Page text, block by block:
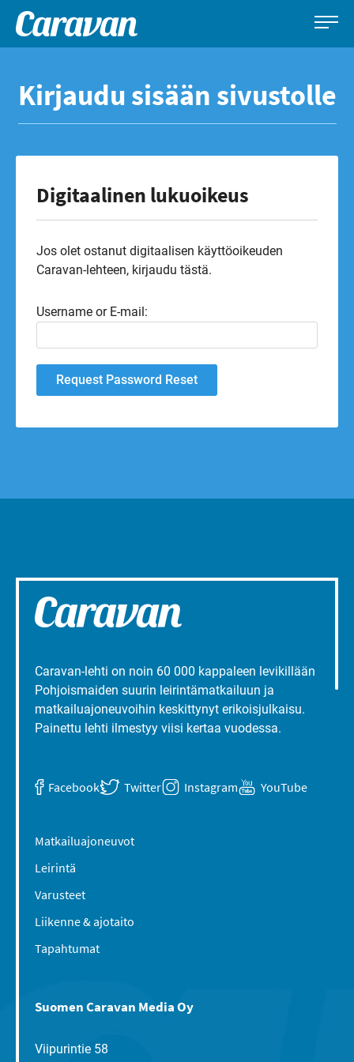
sisältöön
Caravan-
Leirintämatkailun
Kirjaudu sisään sivustolle
Digitaalinen lukuoikeus
Jos olet ostanut digitaalisen käyttöoikeuden
Caravan-lehteen, kirjaudu tästä.
Username or E-mail:
Caravan-lehti on noin 60 000 kappaleen levikillään
Pohjoismaiden suurin leirintämatkailuun ja
matkailuajoneuvoihin keskittynyt erikoisjulkaisu.
Painettu lehti ilmestyy viisi kertaa vuodessa.
Facebook Twitter Instagram YouTube
Matkailuajoneuvot
Leirintä
Varusteet
Liikenne & ajotaito
Tapahtumat
Suomen Caravan Media Oy
Viipurintie 58